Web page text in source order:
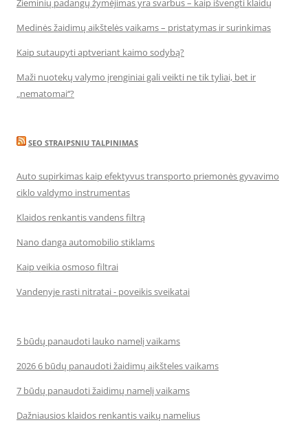
Žieminių padangų žymėjimas yra svarbus – kaip išvengti klaidų
Medinės žaidimų aikštelės vaikams – pristatymas ir surinkimas
Kaip sutaupyti aptveriant kaimo sodybą?
Maži nuotekų valymo įrenginiai gali veikti ne tik tyliai, bet ir
„nematomai‘‘?
SEO STRAIPSNIU TALPINIMAS
Auto supirkimas kaip efektyvus transporto priemonės gyvavimo
ciklo valdymo instrumentas
Klaidos renkantis vandens filtrą
Nano danga automobilio stiklams
Kaip veikia osmoso filtrai
Vandenyje rasti nitratai - poveikis sveikatai
5 būdų panaudoti lauko namelį vaikams
2026 6 būdų panaudoti žaidimų aikšteles vaikams
7 būdų panaudoti žaidimų namelį vaikams
Dažniausios klaidos renkantis vaikų namelius